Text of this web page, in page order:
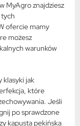
MyAgro znajdziesz
ofercie mamy
możesz
warunków
klasyki jak
które
Jeśli
po sprawdzone
kapusta pekińska